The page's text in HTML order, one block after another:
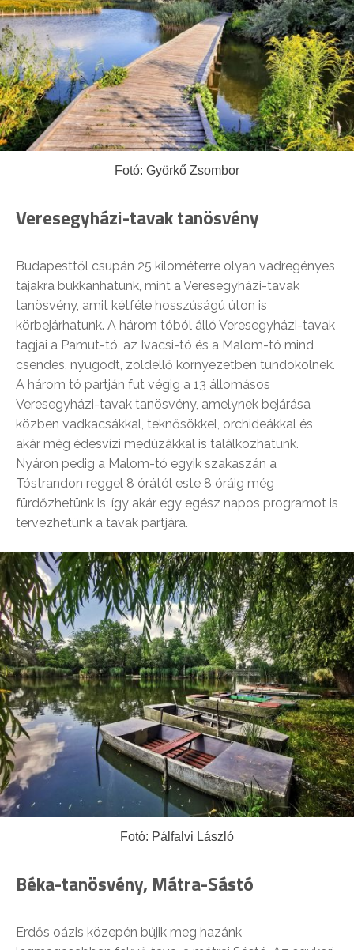
Fotó: Györkő Zsombor
Veresegyházi-tavak tanösvény
Budapesttől csupán 25 kilométerre olyan vadregényes
tájakra bukkanhatunk, mint a Veresegyházi-tavak
tanösvény, amit kétféle hosszúságú úton is
körbejárhatunk. A három tóból álló Veresegyházi-tavak
tagjai a Pamut-tó, az Ivacsi-tó és a Malom-tó mind
csendes, nyugodt, zöldellő környezetben tündökölnek.
A három tó partján fut végig a 13 állomásos
Veresegyházi-tavak tanösvény, amelynek bejárása
közben vadkacsákkal, teknősökkel, orchideákkal és
akár még édesvízi medúzákkal is találkozhatunk.
Nyáron pedig a Malom-tó egyik szakaszán a
Tóstrandon reggel 8 órától este 8 óráig még
fürdőzhetünk is, így akár egy egész napos programot is
tervezhetünk a tavak partjára.
Fotó: Pálfalvi László
Béka-tanösvény, Mátra-Sástó
Erdős oázis közepén bújik meg hazánk